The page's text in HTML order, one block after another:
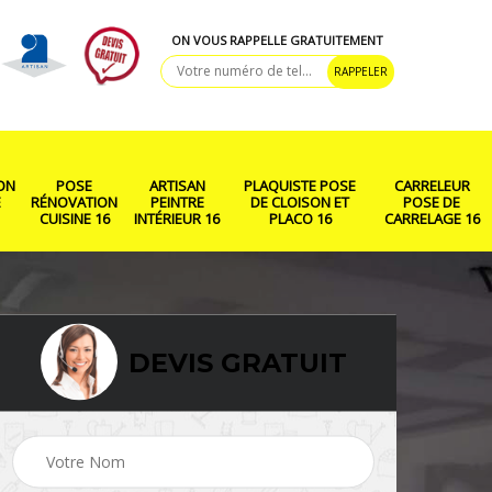
ON VOUS RAPPELLE GRATUITEMENT
POSE
RÉNOVATION
CUISINE 16
ARTISAN
PEINTRE
INTÉRIEUR 16
PLAQUISTE POSE
DE CLOISON ET
PLACO 16
CARRELEUR
POSE DE
CARRELAGE 16
Pose de parquet 16 Rénovation salle de
DEVIS GRATUIT